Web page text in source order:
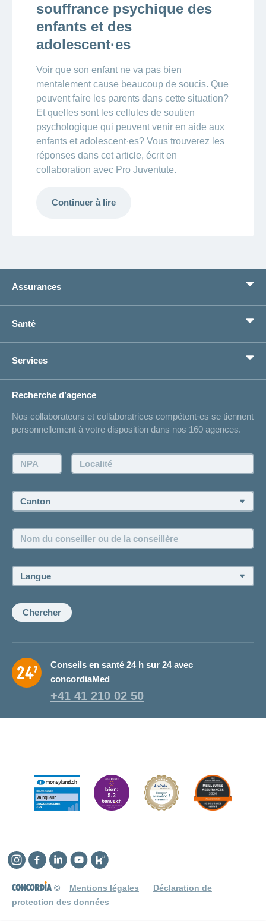
souffrance psychique des
enfants et des
adolescent·es
Voir que son enfant ne va pas bien
mentalement cause beaucoup de soucis. Que
peuvent faire les parents dans cette situation?
Et quelles sont les cellules de soutien
psychologique qui peuvent venir en aide aux
enfants et adolescent·es? Vous trouverez les
réponses dans cet article, écrit en
collaboration avec Pro Juventute.
Continuer à lire
Assurances
Assurances complémentaires
Prévoyance
Je cherche une assurance pour...
Situations de vie
Réaliser des économies sur l'assurance
Santé
Boussole santé
Services
Listes des hôpitaux
Bulletin d'accident
Contact
Demande d'offre
Demander à l'agence de vous rappeler
Postes vacants
Recherche d’agence
Nos collaborateurs et collaboratrices compétent·es se tiennent
personnellement à votre disposition dans nos 160 agences.
NPA: Localité:
Canton:
Nom
du
ou
de
conseillère:
Langue:
Chercher
Conseils en santé 24 h sur 24 avec
concordiaMed
+41 41 210 02 50
© Mentions légales
Déclaration de
protection des données
Instagram
Facebook
LinkedinYouTube
Kununu